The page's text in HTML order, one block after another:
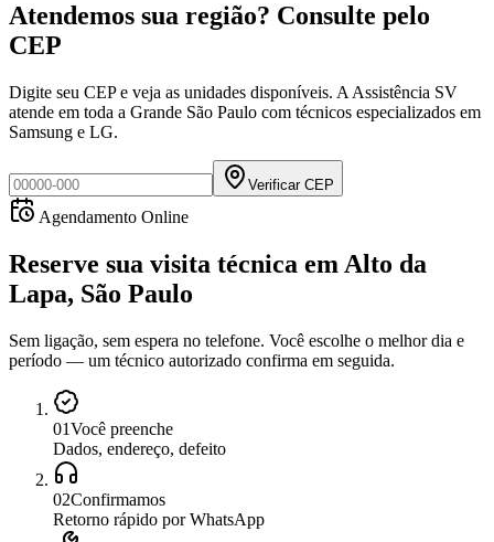
Atendemos sua região? Consulte pelo
CEP
Digite seu CEP e veja as unidades disponíveis. A Assistência SV
atende em toda a Grande São Paulo com técnicos especializados em
Samsung e LG.
Verificar CEP
Agendamento Online
Reserve sua visita técnica em Alto da
Lapa, São Paulo
Sem ligação, sem espera no telefone. Você escolhe o melhor dia e
período — um técnico autorizado confirma em seguida.
01Você preenche
Dados, endereço, defeito
02Confirmamos
Retorno rápido por WhatsApp